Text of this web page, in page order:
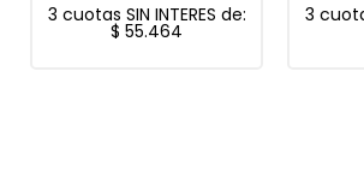
3 cuotas SIN INTERES de:
$ 55.464
3